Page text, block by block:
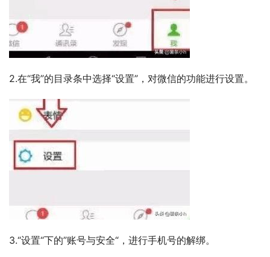
2.在“我”的目录条中选择“设置”，对微信的功能进行设置。
3.“设置“下的”账号与安全“，进行手机号的解绑。